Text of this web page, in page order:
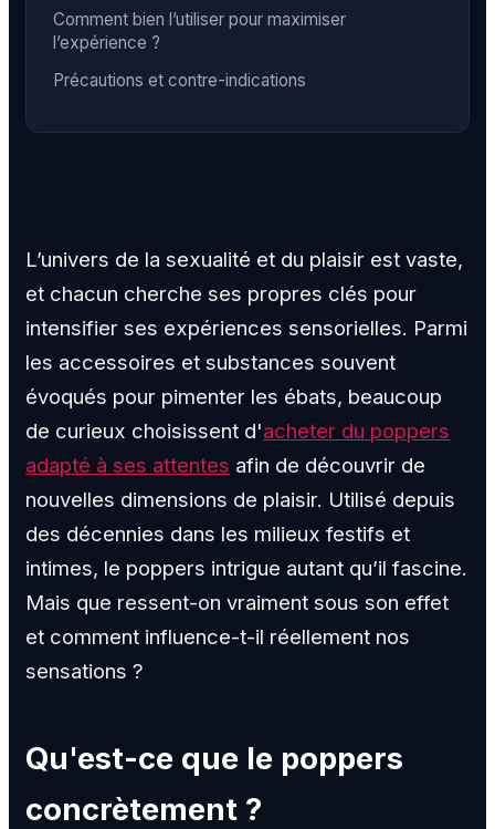
Comment bien l’utiliser pour maximiser
l’expérience ?
Précautions et contre-indications
L’univers de la sexualité et du plaisir est vaste,
et chacun cherche ses propres clés pour
intensifier ses expériences sensorielles. Parmi
les accessoires et substances souvent
évoqués pour pimenter les ébats, beaucoup
de curieux choisissent d'acheter du poppers
adapté à ses attentes afin de découvrir de
nouvelles dimensions de plaisir. Utilisé depuis
des décennies dans les milieux festifs et
intimes, le poppers intrigue autant qu’il fascine.
Mais que ressent-on vraiment sous son effet
et comment influence-t-il réellement nos
sensations ?
Qu'est-ce que le poppers
concrètement ?